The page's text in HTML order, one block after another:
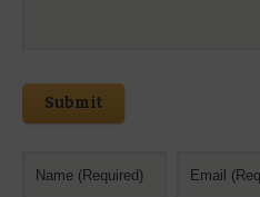
Submit